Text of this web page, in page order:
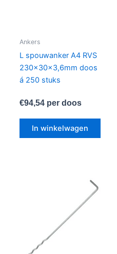
Ankers
L spouwanker A4 RVS
230x30x3,6mm doos
á 250 stuks
€94,54per doos
In winkelwagen